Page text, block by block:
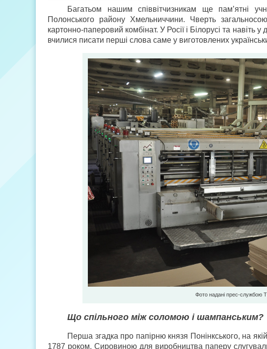
Багатьом нашим співвітчизникам ще пам’ятні
Полонського району Хмельниччини. Чверть
картонно-паперовий комбінат. У Росії і Білорусі та навіть
вчилися писати перші слова саме у виготовлених
Фото надані прес-
Що спільного між соломою і шампанським?
Перша згадка про папірню князя Понінкського, на
1787 роком. Сировиною для виробництва паперу